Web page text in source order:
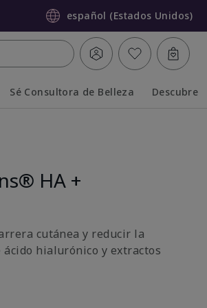
español (Estados Unidos)
Sé Consultora de Belleza Descubre
HA +
cutánea y reducir la
hialurónico y extractos